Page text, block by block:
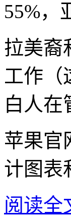
55%，
拉美裔
工作（
白人在
苹果官
计图表
阅读全